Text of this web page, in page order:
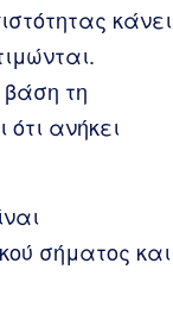
κάνει
τη
ανήκει
σήματος και